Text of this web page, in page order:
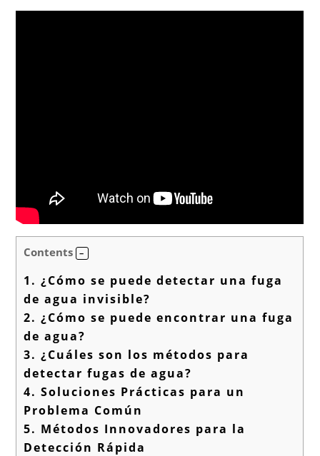
Contents
1. ¿Cómo se puede detectar una fuga
de agua invisible?
2. ¿Cómo se puede encontrar una fuga
de agua?
3. ¿Cuáles son los métodos para
detectar fugas de agua?
4. Soluciones Prácticas para un
Problema Común
5. Métodos Innovadores para la
Detección Rápida